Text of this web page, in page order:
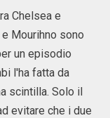
Chelsea e
Mourihno sono
un episodio
l'ha fatta da
scintilla. Solo il
evitare che i due